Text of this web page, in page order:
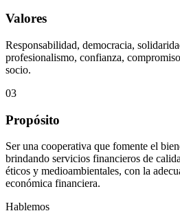
Valores
Responsabilidad, democracia,
profesionalismo, confianza,
socio.
03
Propósito
Ser una cooperativa que fomente el
brindando servicios financieros de
éticos y medioambientales, con la
económica financiera.
Hablemos